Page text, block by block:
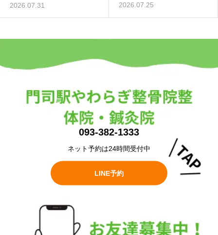
の極意
2026.07.31
2026.07.25
093-382-1333
ネット予約は24時間受付中
LINE予約